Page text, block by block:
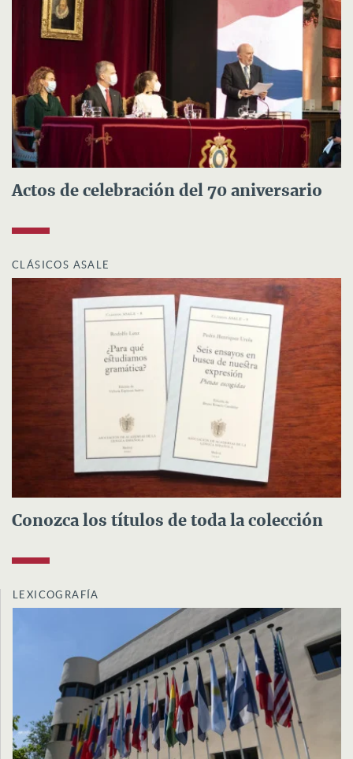
Actos de celebración del 70 aniversario
CLÁSICOS ASALE
Conozca los títulos de toda la colección
LEXICOGRAFÍA